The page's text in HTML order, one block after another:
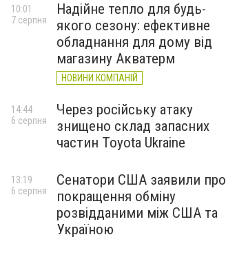
Надійне тепло для будь-
якого сезону: ефективне
обладнання для дому від
магазину Акватерм
НОВИНИ КОМПАНІЙ
10:01
7 серпня
Через російську атаку
знищено склад запасних
частин Toyota Ukraine
14:44
6 серпня
Сенатори США заявили про
покращення обміну
розвідданими між США та
Україною
13:19
6 серпня